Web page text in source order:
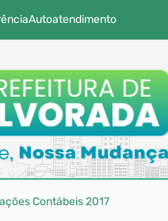
Autoatendimento
Contábeis 2017